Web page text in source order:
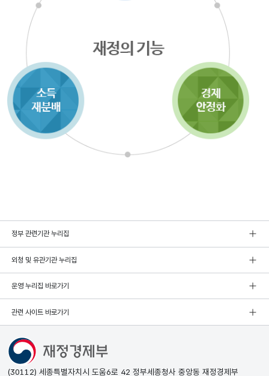
정부 관련기관 누리집
외청 및 유관기관 누리집
운영 누리집 바로가기
관련 사이트 바로가기
(30112) 세종특별자치시 도움6로 42 정부세종청사 중앙동 재정경제부